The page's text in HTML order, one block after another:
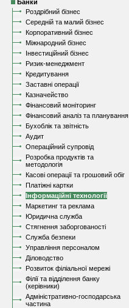
Банки
Роздрібний бізнес
Середній та малий бізнес
Корпоративний бізнес
Міжнародний бізнес
Інвестиційний бізнес
Ризик-менеджмент
Кредитування
Заставні операції
Казначейство
Фінансовий моніторинг
Фінансовий аналіз та планування
Бухоблік та звітність
Аудит
Операційний супровід
Розробка продуктів та
методологія
Касові операції та грошовий обіг
Платіжні картки
Інформаційні технології
Маркетинг та реклама
Юридична служба
Стягнення заборгованості
Служба безпеки
Управління персоналом
Діловодство
Розвиток філіальної мережі
Філії та відділення банку
(керівники)
Адміністративно-господарська
частина